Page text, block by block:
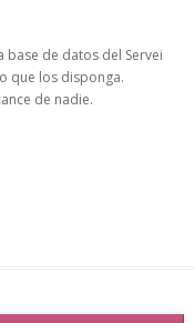
de datos del Servei
que los disponga.
de nadie.